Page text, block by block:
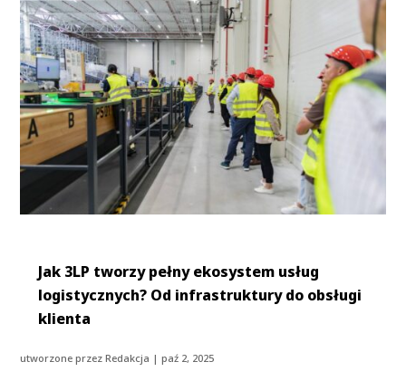
Jak 3LP tworzy pełny ekosystem usług
logistycznych? Od infrastruktury do obsługi
klienta
utworzone przezRedakcja |paź 2, 2025